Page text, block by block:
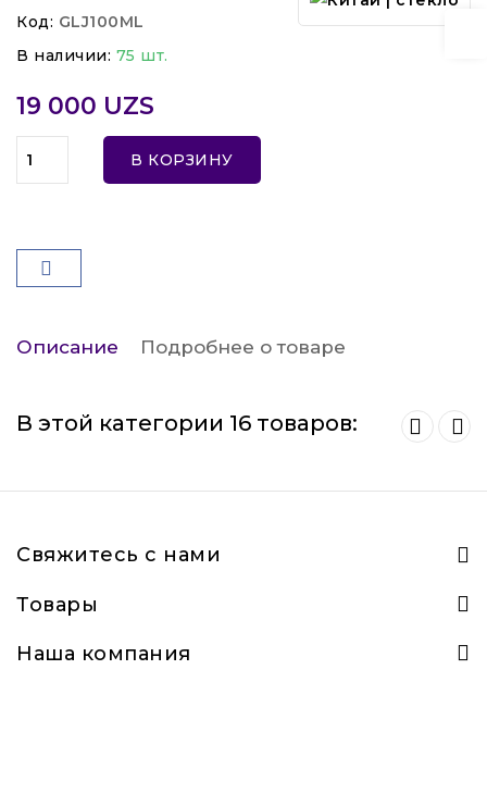
Код: GLJ100ML
В наличии: 75 шт.
19 000 UZS
В КОРЗИНУ
Описание Подробнее о товаре
В этой категории 16 товаров:
Свяжитесь с нами
Товары
Наша компания